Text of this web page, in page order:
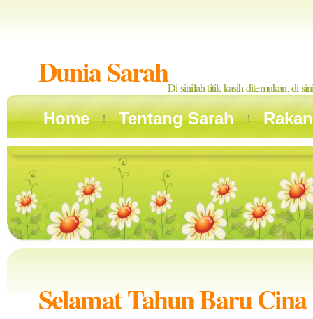
Dunia SarahDi sinilah titik kasih ditemukan, di
Home Tentang Sarah
Selamat Tahun Baru Cina